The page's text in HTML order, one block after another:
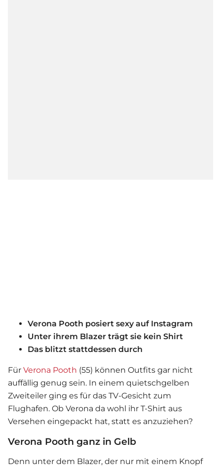
Verona Pooth posiert sexy auf Instagram
Unter ihrem Blazer trägt sie kein Shirt
Das blitzt stattdessen durch
Für Verona Pooth (55) können Outfits gar nicht
auffällig genug sein. In einem quietschgelben
Zweiteiler ging es für das TV-Gesicht zum
Flughafen. Ob Verona da wohl ihr T-Shirt aus
Versehen eingepackt hat, statt es anzuziehen?
Verona Pooth ganz in Gelb
Denn unter dem Blazer, der nur mit einem Knopf